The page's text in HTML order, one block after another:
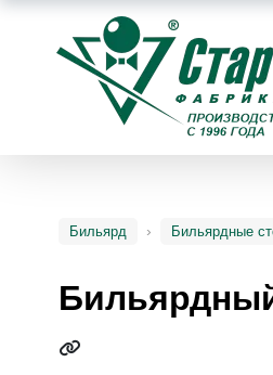
Бильярд Бильярдные